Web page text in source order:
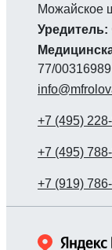
Можайское
Уредитель:
77/00316989